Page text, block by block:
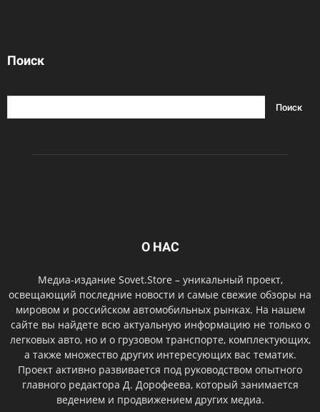
Поиск
О НАС
Медиа-издание Sovet.Store – уникальный проект,
освещающий последние новости и самые свежие обзоры на
мировом и российском автомобильных рынках. На нашем
сайте вы найдете всю актуальную информацию не только о
легковых авто, но и о грузовом транспорте, комплектующих,
а также множество других интересующих вас тематик.
Проект активно развивается под руководством опытного
главного редактора Д. Дорофеева, который занимается
ведением и продвижением других медиа.